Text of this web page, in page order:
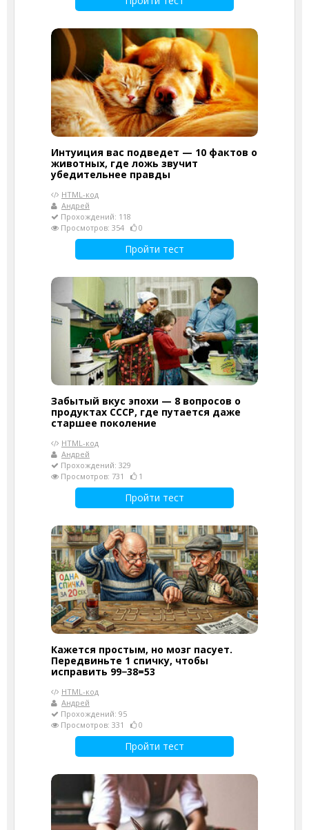
Интуиция вас подведет — 10 фактов о
животных, где ложь звучит
убедительнее правды
HTML-код
Андрей
Прохождений: 118
Просмотров: 354
0
Пройти тест
Забытый вкус эпохи — 8 вопросов о
продуктах СССР, где путается даже
старшее поколение
HTML-код
Андрей
Прохождений: 329
Просмотров: 731
1
Пройти тест
Кажется простым, но мозг пасует.
Передвиньте 1 спичку, чтобы
исправить 99−38=53
HTML-код
Андрей
Прохождений: 95
Просмотров: 331
0
Пройти тест